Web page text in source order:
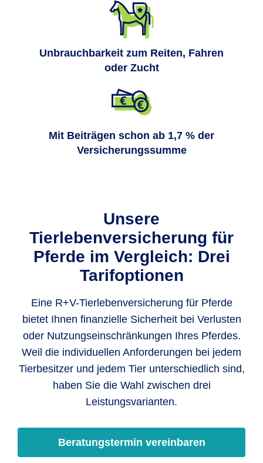
Unbrauchbarkeit zum Reiten, Fahren
oder Zucht
Mit Beiträgen schon ab 1,7 % der
Versicherungssumme
Unsere
Tierlebenversicherung für
Pferde im Vergleich: Drei
Tarifoptionen
Eine R+V-Tierlebenversicherung für Pferde
bietet Ihnen finanzielle Sicherheit bei Verlusten
oder Nutzungseinschränkungen Ihres Pferdes.
Weil die individuellen Anforderungen bei jedem
Tierbesitzer und jedem Tier unterschiedlich sind,
haben Sie die Wahl zwischen drei
Leistungsvarianten.
Beratungstermin vereinbaren